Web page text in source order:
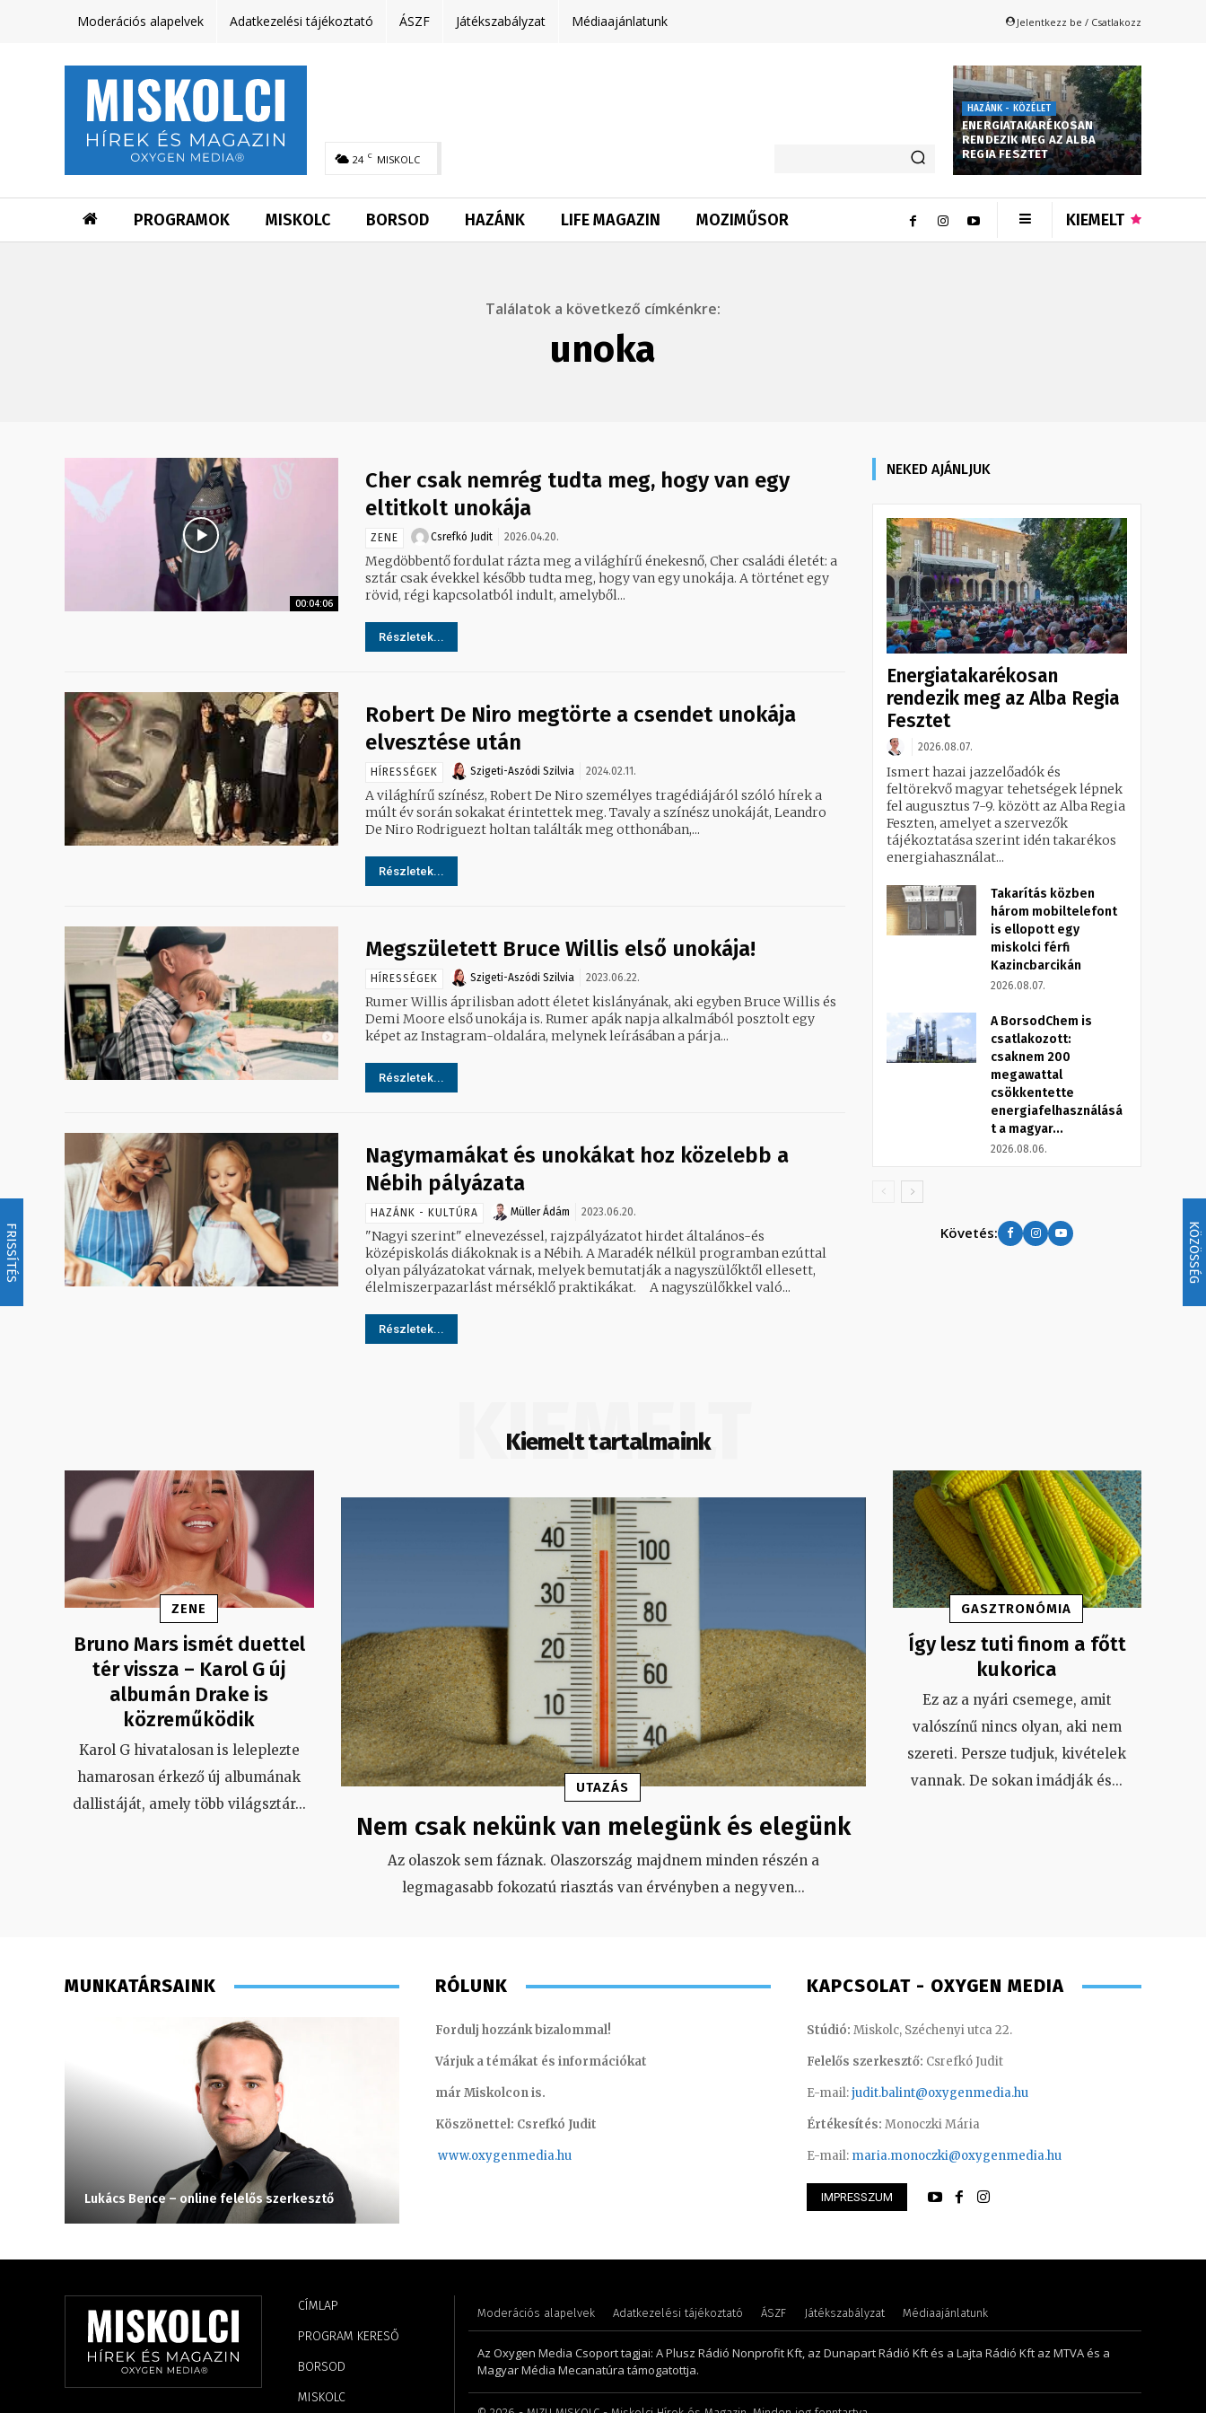
FRISSÍTÉS KÖZÖSSÉG
Moderációs alapelvek Adatkezelési tájékoztató ÁSZF Játékszabályzat Médiaajánlatunk Jelentkezz be / Csatlakozz
24 C MISKOLC
HAZÁNK - KÖZÉLET
ENERGIATAKARÉKOSAN
RENDEZIK MEG AZ ALBA
REGIA FESZTET
PROGRAMOK MISKOLC BORSOD HAZÁNK LIFE MAGAZIN MOZIMŰSOR KIEMELT
Találatok a következő címkénkre:
unoka
00:04:06
Cher csak nemrég tudta meg, hogy van egy
eltitkolt unokája
ZENE Csrefkó Judit 2026.04.20.
Megdöbbentő fordulat rázta meg a világhírű énekesnő, Cher családi életét: a
sztár csak évekkel később tudta meg, hogy van egy unokája. A történet egy
rövid, régi kapcsolatból indult, amelyből...
Részletek...
Robert De Niro megtörte a csendet unokája
elvesztése után
HÍRESSÉGEK Szigeti-Aszódi Szilvia 2024.02.11.
A világhírű színész, Robert De Niro személyes tragédiájáról szóló hírek a
múlt év során sokakat érintettek meg. Tavaly a színész unokáját, Leandro
De Niro Rodriguezt holtan találták meg otthonában,...
Részletek...
Megszületett Bruce Willis első unokája!
HÍRESSÉGEK Szigeti-Aszódi Szilvia 2023.06.22.
Rumer Willis áprilisban adott életet kislányának, aki egyben Bruce Willis és
Demi Moore első unokája is. Rumer apák napja alkalmából posztolt egy
képet az Instagram-oldalára, melynek leírásában a párja...
Részletek...
Nagymamákat és unokákat hoz közelebb a
Nébih pályázata
HAZÁNK - KULTÚRA Müller Ádám 2023.06.20.
"Nagyi szerint" elnevezéssel, rajzpályázatot hirdet általános-és
középiskolás diákoknak is a Nébih. A Maradék nélkül programban ezúttal
olyan pályázatokat várnak, melyek bemutatják a nagyszülőktől ellesett,
élelmiszerpazarlást mérséklő praktikákat. A nagyszülőkkel való...
Részletek...
NEKED AJÁNLJUK
Energiatakarékosan
rendezik meg az Alba Regia
Fesztet
2026.08.07.
Ismert hazai jazzelőadók és
feltörekvő magyar tehetségek lépnek
fel augusztus 7-9. között az Alba Regia
Feszten, amelyet a szervezők
tájékoztatása szerint idén takarékos
energiahasználat...
Takarítás közben
három mobiltelefont
is ellopott egy
miskolci férfi
Kazincbarcikán
2026.08.07.
A BorsodChem is
csatlakozott:
csaknem 200
megawattal
csökkentette
energiafelhasználásá
t a magyar...
2026.08.06.
Követés:
Kiemelt tartalmaink
KIEMELT
ZENE
Bruno Mars ismét duettel
tér vissza – Karol G új
albumán Drake is
közreműködik
Karol G hivatalosan is leleplezte
hamarosan érkező új albumának
dallistáját, amely több világsztár...
UTAZÁS
Nem csak nekünk van melegünk és elegünk
Az olaszok sem fáznak. Olaszország majdnem minden részén a
legmagasabb fokozatú riasztás van érvényben a negyven...
GASZTRONÓMIA
Így lesz tuti finom a főtt
kukorica
Ez az a nyári csemege, amit
valószínű nincs olyan, aki nem
szereti. Persze tudjuk, kivételek
vannak. De sokan imádják és...
MUNKATÁRSAINK
Lukács Bence – online felelős szerkesztő Tóth Bálint – operatőr-vágó
RÓLUNK
Fordulj hozzánk bizalommal!
Várjuk a témákat és információkat
már Miskolcon is.
Köszönettel: Csrefkó Judit
www.oxygenmedia.hu
KAPCSOLAT - OXYGEN MEDIA
Stúdió: Miskolc, Széchenyi utca 22.
Felelős szerkesztő: Csrefkó Judit
E-mail:judit.balint@oxygenmedia.hu
Értékesítés: Monoczki Mária
E-mail: maria.monoczki@oxygenmedia.hu
IMPRESSZUM
CÍMLAP
PROGRAM KERESŐ
BORSOD
MISKOLC
Moderációs alapelvek Adatkezelési tájékoztató ÁSZF Játékszabályzat Médiaajánlatunk
Az Oxygen Media Csoport tagjai: A Plusz Rádió Nonprofit Kft, az Dunapart Rádió Kft és a Lajta Rádió Kft az MTVA és a
Magyar Média Mecanatúra támogatottja.